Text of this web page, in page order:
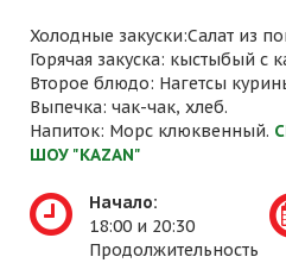
Холодные закуски:Салат из
Горячая закуска: кыстыбый с
Второе блюдо: Нагетсы
Выпечка: чак-чак, хлеб.
Напиток: Морс клюквенный.
ШОУ "KAZAN"
Начало:
18:00 и 20:30
Продолжительность